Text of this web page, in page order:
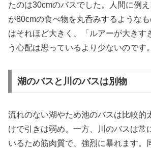
たのは30cmのバスでした。人間に例
が80cmの食べ物を丸呑みするような
はそれほど大きく、「ルアーが大きす
う心配は思っているより少ないのです。
湖のバスと川のバスは別物
流れのない湖やため池のバスは比較的
けで引きは弱め。一方、川のバスは常
いるため筋肉質で、強烈に暴れます。